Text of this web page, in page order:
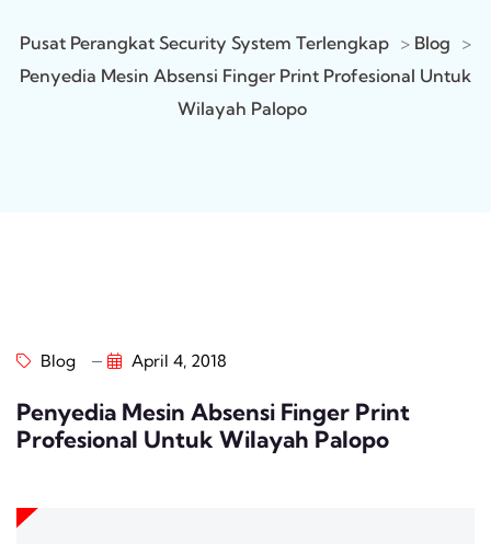
Pusat Perangkat Security System Terlengkap > Blog >
Penyedia Mesin Absensi Finger Print Profesional Untuk
Wilayah Palopo
Blog April 4, 2018
Penyedia Mesin Absensi Finger Print
Profesional Untuk Wilayah Palopo